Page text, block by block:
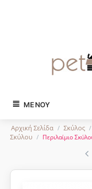
ΜΕΝΟΎ
Αρχική Σελίδα / Σκύλος /
Σκύλου / Περιλαίμιο